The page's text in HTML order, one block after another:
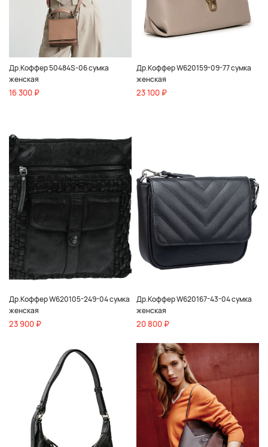
Др.Коффер 50484S-06 сумка
женская
16 300 ₽
Др.Коффер W620159-09-77 сумка
женская
23 100 ₽
Др.Коффер W620105-249-04 сумка
женская
23 900 ₽
Др.Коффер W620167-43-04 сумка
женская
20 800 ₽